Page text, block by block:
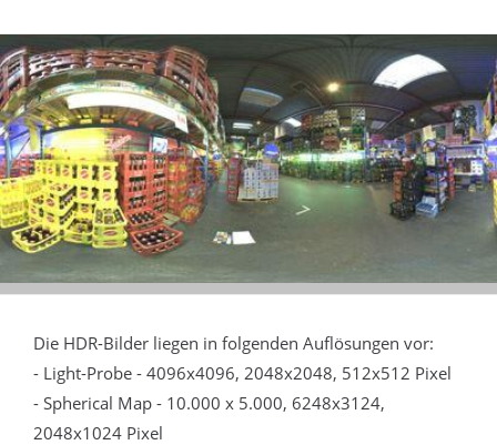
Die HDR-Bilder liegen in folgenden Auflösungen vor:
- Light-Probe - 4096x4096, 2048x2048, 512x512 Pixel
- Spherical Map - 10.000 x 5.000, 6248x3124,
2048x1024 Pixel